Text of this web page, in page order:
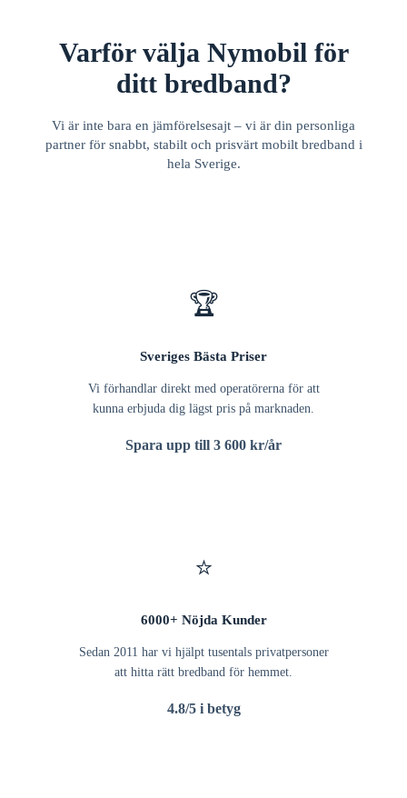
Varför välja Nymobil för
ditt bredband?
Vi är inte bara en jämförelsesajt – vi är din personliga
partner för snabbt, stabilt och prisvärt mobilt bredband i
hela Sverige.
🏆
Sveriges Bästa Priser
Vi förhandlar direkt med operatörerna för att
kunna erbjuda dig lägst pris på marknaden.
Spara upp till 3 600 kr/år
⭐
6000+ Nöjda Kunder
Sedan 2011 har vi hjälpt tusentals privatpersoner
att hitta rätt bredband för hemmet.
4.8/5 i betyg